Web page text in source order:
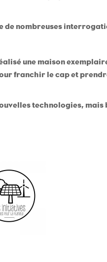
de nombreuses
une maison
franchir le cap et
technologies, mais